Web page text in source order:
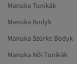
Manuka Tunikák
Manuka Bodyk
Manuka Szürke Bodyk
Manuka Női Tunikák